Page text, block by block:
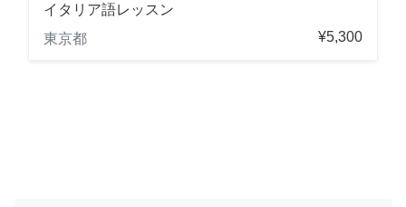
イタリア語レッスン
東京都
¥5,300